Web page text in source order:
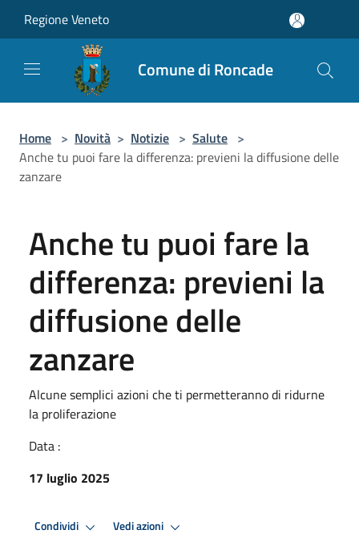
Regione Veneto
Comune di Roncade
Home > Novità > Notizie > Salute >
Anche tu puoi fare la differenza: previeni la diffusione delle
zanzare
Anche tu puoi fare la
differenza: previeni la
diffusione delle
zanzare
Alcune semplici azioni che ti permetteranno di ridurne
la proliferazione
Data :
17 luglio 2025
Condividi Vedi azioni